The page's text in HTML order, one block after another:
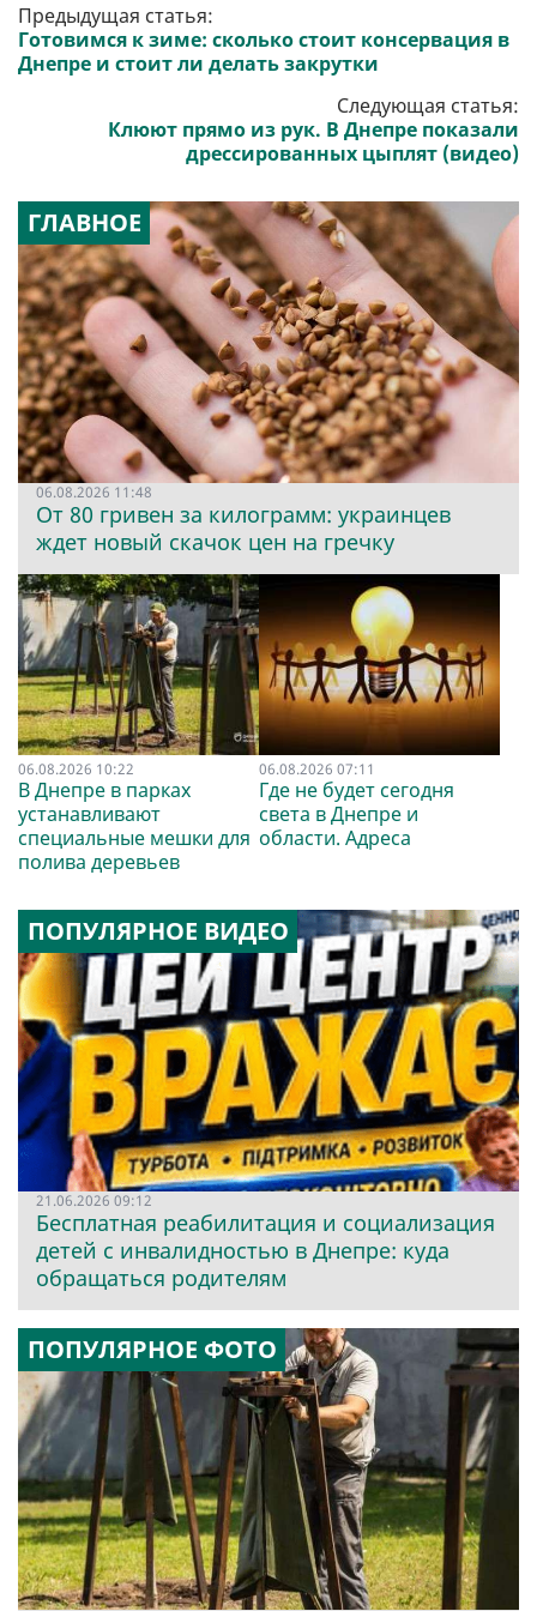
Предыдущая статья:
Готовимся к зиме: сколько стоит консервация в
Днепре и стоит ли делать закрутки
Следующая статья:
Клюют прямо из рук. В Днепре показали
дрессированных цыплят (видео)
ГЛАВНОЕ
06.08.2026 11:48
От 80 гривен за килограмм: украинцев
ждет новый скачок цен на гречку
06.08.2026 10:22
В Днепре в парках
устанавливают
специальные мешки для
полива деревьев
06.08.2026 07:11
Где не будет сегодня
света в Днепре и
области. Адреса
ПОПУЛЯРНОЕ ВИДЕО
21.06.2026 09:12
Бесплатная реабилитация и социализация
детей с инвалидностью в Днепре: куда
обращаться родителям
ПОПУЛЯРНОЕ ФОТО